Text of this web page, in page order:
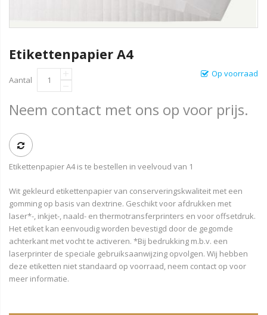
Etikettenpapier A4
Op voorraad
Aantal
Neem contact met ons op voor prijs.
Etikettenpapier A4 is te bestellen in veelvoud van 1
Wit gekleurd etikettenpapier van conserveringskwaliteit met een
gomming op basis van dextrine. Geschikt voor afdrukken met
laser*-, inkjet-, naald- en thermotransferprinters en voor offsetdruk.
Het etiket kan eenvoudig worden bevestigd door de gegomde
achterkant met vocht te activeren. *Bij bedrukking m.b.v. een
laserprinter de speciale gebruiksaanwijzing opvolgen. Wij hebben
deze etiketten niet standaard op voorraad, neem contact op voor
meer informatie.